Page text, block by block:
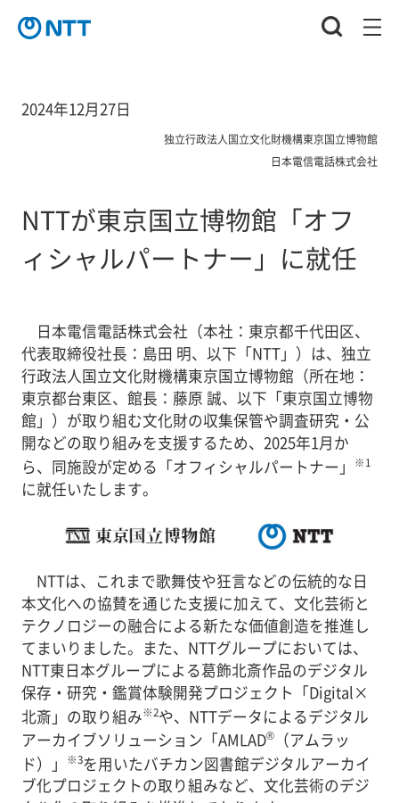
2024年12月27日
独立行政法人国立文化財機構東京国立博物館
日本電信電話株式会社
NTTが東京国立博物館「オフ
ィシャルパートナー」に就任
日本電信電話株式会社（本社：東京都千代田区、
代表取締役社長：島田 明、以下「NTT」）は、独立
行政法人国立文化財機構東京国立博物館（所在地：
東京都台東区、館長：藤原 誠、以下「東京国立博物
館」）が取り組む文化財の収集保管や調査研究・公
開などの取り組みを支援するため、2025年1月か
ら、同施設が定める「オフィシャルパートナー」
※1
に就任いたします。
NTTは、これまで歌舞伎や狂言などの伝統的な日
本文化への協賛を通じた支援に加えて、文化芸術と
テクノロジーの融合による新たな価値創造を推進し
てまいりました。また、NTTグループにおいては、
NTT東日本グループによる葛飾北斎作品のデジタル
保存・研究・鑑賞体験開発プロジェクト「Digital×
北斎」の取り組み※2や、NTTデータによるデジタル
アーカイブソリューション「AMLAD®（アムラッ
ド）」
※3を用いたバチカン図書館デジタルアーカイ
ブ化プロジェクトの取り組みなど、文化芸術のデジ